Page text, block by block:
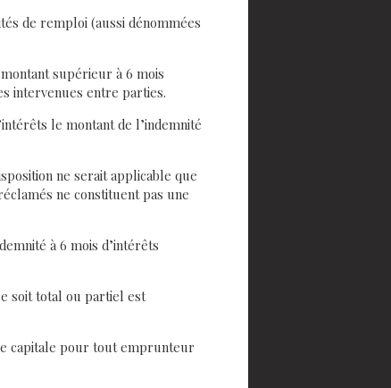
de remploi (aussi dénommées
supérieur à 6 mois
intervenues entre parties.
le montant de l’indemnité
ne serait applicable que
ne constituent pas une
à 6 mois d’intérêts
soit total ou partiel est
capitale pour tout emprunteur